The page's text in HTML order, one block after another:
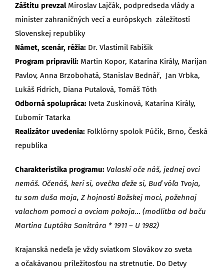
Záštitu prevzalMiroslav Lajčák, podpredseda vlády a
minister zahraničných vecí a európskych záležitostí
Slovenskej republiky
Námet, scenár, réžia: Dr. Vlastimil Fabišik
Program pripravili: Martin Kopor, Katarína Király, Marijan
Pavlov, Anna Brzobohatá, Stanislav Bednář, Jan Vrbka,
Lukáš Fidrich, Diana Putalová, Tomáš Tóth
Odborná spolupráca: Iveta Zuskinová, Katarína Király,
Ľubomír Tatarka
Realizátor uvedenia: Folklórny spolok Púčik, Brno, Česká
republika
Charakteristika programu: Valaskí oče náš, jednej ovci
nemáš. Očenáš, kerí si, ovečka ďeže si, Buď vóľa Tvoja,
tu som duša moja, Z hojnosti Božskej moci, požehnaj
valachom pomoci a ovciam pokoja… (modlitba od baču
Martina Ľuptáka Sanitrára * 1911 – U 1982)
Krajanská nedeľa je vždy sviatkom Slovákov zo sveta
a očakávanou príležitosťou na stretnutie. Do Detvy